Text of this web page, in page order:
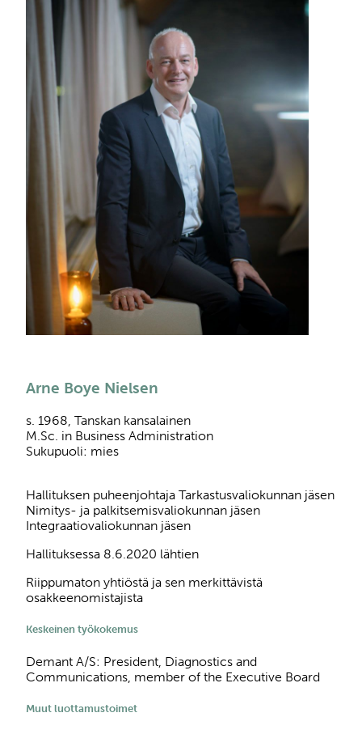
Arne Boye Nielsen
s. 1968, Tanskan kansalainen
M.Sc. in Business Administration
Sukupuoli: mies
Hallituksen puheenjohtaja Tarkastusvaliokunnan jäsen
Nimitys- ja palkitsemisvaliokunnan jäsen
Integraatiovaliokunnan jäsen
Hallituksessa 8.6.2020 lähtien
Riippumaton yhtiöstä ja sen merkittävistä
osakkeenomistajista
Keskeinen työkokemus
Demant A/S: President, Diagnostics and
Communications, member of the Executive Board
Muut luottamustoimet